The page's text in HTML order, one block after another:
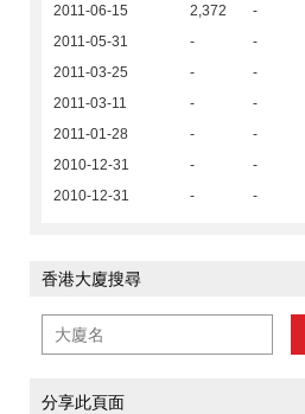
2011-06-15
2,372 -
2011-05-31
- -
2011-03-25
- -
2011-03-11
- -
2011-01-28
- -
2010-12-31
- -
2010-12-31
- -
香港大廈搜尋
分享此頁面